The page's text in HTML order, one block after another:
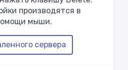
производятся в
мыши.
сервера